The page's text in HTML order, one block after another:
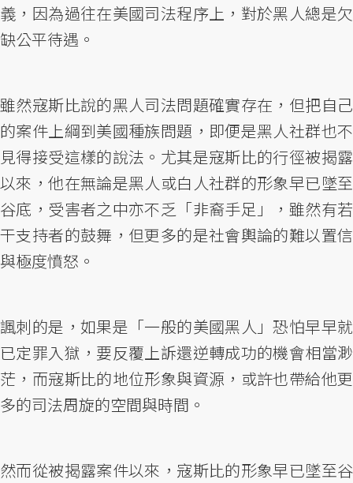
義，因為過往在美國司法程序上，對於黑人總是欠
缺公平待遇。
雖然寇斯比說的黑人司法問題確實存在，但把自己
的案件上綱到美國種族問題，即便是黑人社群也不
見得接受這樣的說法。尤其是寇斯比的行徑被揭露
以來，他在無論是黑人或白人社群的形象早已墜至
谷底，受害者之中亦不乏「非裔手足」，雖然有若
干支持者的鼓舞，但更多的是社會輿論的難以置信
與極度憤怒。
諷刺的是，如果是「一般的美國黑人」恐怕早早就
已定罪入獄，要反覆上訴還逆轉成功的機會相當渺
茫，而寇斯比的地位形象與資源，或許也帶給他更
多的司法周旋的空間與時間。
然而從被揭露案件以來，寇斯比的形象早已墜至谷